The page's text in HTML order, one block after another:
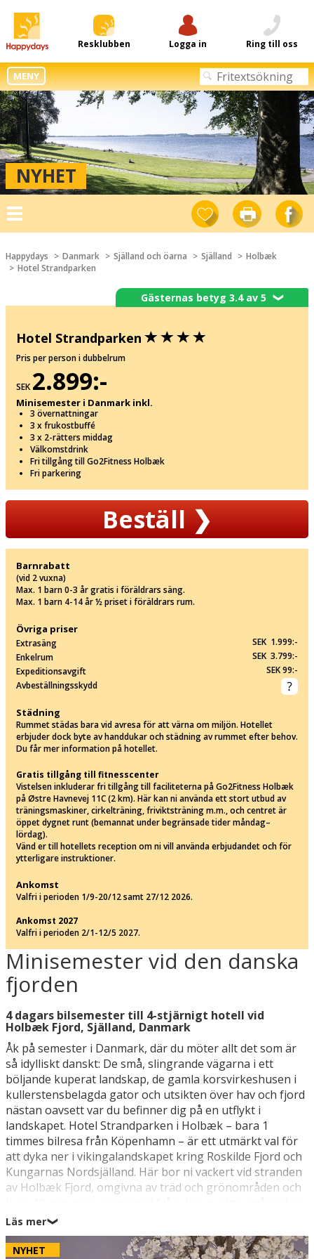
Resklubben Logga in Ring till oss
MENY
NYHET
Toggle
navigation
Happydays Danmark Själland och öarna Själland
Holbæk
Hotel Strandparken
Minisemester vid den danska
fjorden
4 dagars bilsemester till 4-stjärnigt hotell vid
Holbæk Fjord, Själland, Danmark
Åk på semester i Danmark, där du möter allt det som är
så idylliskt danskt: De små, slingrande vägarna i ett
böljande kuperat landskap, de gamla korsvirkeshusen i
kullerstensbelagda gator och utsikten över hav och fjord
nästan oavsett var du befinner dig på en utflykt i
landskapet. Hotel Strandparken i Holbæk – bara 1
timmes bilresa från Köpenhamn – är ett utmärkt val för
att dyka ner i vikingalandskapet kring Roskilde Fjord och
Kungarnas Nordsjälland. Här bor ni vackert vid stranden
av Holbæk Fjord, omgivna av träd och grönområden och
Holbæks centrum (1 km).
På Hotel Strandparken kan ni njuta av utsikten över
Läs mer❯
NYHET
Gästernas betyg 3.4 av 5❯
Hotel Strandparken
Pris per person i dubbelrum
SEK 2.899:-
Minisemester i Danmark inkl.
3 övernattningar
3 x frukostbuffé
3 x 2-rätters middag
Välkomstdrink
Fri tillgång till Go2Fitness Holbæk
Fri parkering
Beställ❯
Barnrabatt
(vid 2 vuxna)
Max. 1 barn 0-3 år gratis i föräldrars säng.
Max. 1 barn 4-14 år ½ priset i föräldrars rum.
Övriga priser
Extrasäng
SEK 1.999:-
Enkelrum
SEK 3.799:-
Expeditionsavgift
SEK 99:-
Avbeställningsskydd
Städning
Rummet städas bara vid avresa för att värna om miljön. Hotellet
erbjuder dock byte av handdukar och städning av rummet efter behov.
Du får mer information på hotellet.
Gratis tillgång till fitnesscenter
Vistelsen inkluderar fri tillgång till faciliteterna på Go2Fitness Holbæk
på Østre Havnevej 11C (2 km). Här kan ni använda ett stort utbud av
träningsmaskiner, cirkelträning, friviktsträning m.m., och centret är
öppet dygnet runt (bemannat under begränsade tider måndag–
lördag).
Vänd er till hotellets reception om ni vill använda erbjudandet och för
ytterligare instruktioner.
Ankomst
Valfri i perioden 1/9-20/12 samt 27/12 2026.
Ankomst 2027
Valfri i perioden 2/1-12/5 2027.